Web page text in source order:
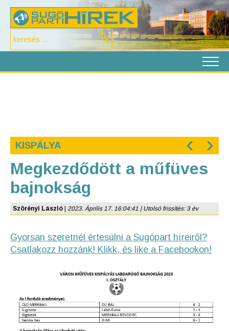
KISPÁLYA ‹ ›
Megkezdődött a műfüves
bajnokság
Szörényi László 2023. Április 17. 16:04:41 | Utolsó frissítés: 3 év
Gyorsan szeretnél értesülni a Sugópart híreiről?
Csatlakozz hozzánk! Klikk, és like a Facebookon!